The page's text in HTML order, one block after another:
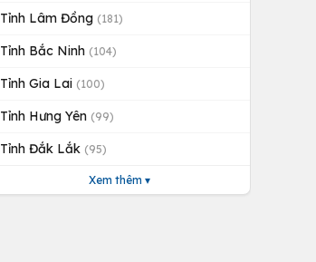
Tỉnh Lâm Đồng (181)
Tỉnh Bắc Ninh (104)
Tỉnh Gia Lai (100)
Tỉnh Hưng Yên (99)
Tỉnh Đắk Lắk (95)
Xem thêm ▾